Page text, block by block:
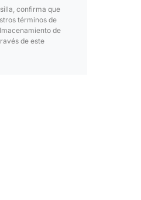
confirma que
términos de
de
de este